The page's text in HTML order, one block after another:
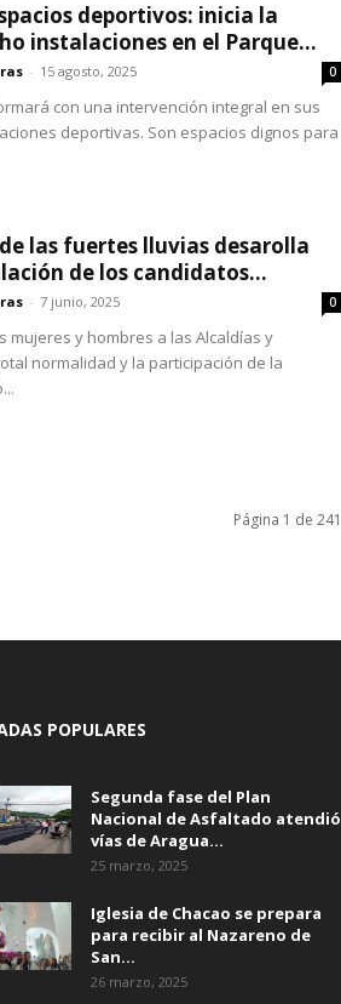
deportivos: inicia la
instalaciones en el Parque...
- 15 agosto, 2025 0
con una intervención integral en sus
deportivas. Son espacios dignos para
las fuertes lluvias desarolla
de los candidatos...
- 7 junio, 2025 0
mujeres y hombres a las Alcaldías y
normalidad y la participación de la
Página 1 de 241
POPULARES
Segunda fase del Plan
Nacional de Asfaltado atendió
vías de Aragua...
25 marzo, 2025
Iglesia de Chacao se prepara
para recibir al Nazareno de
San...
26 marzo, 2025